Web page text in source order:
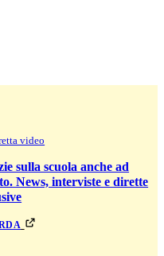
video
sulla scuola anche ad
News, interviste e dirette